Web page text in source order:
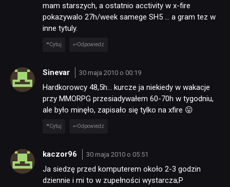
mam starszych, a ostatnio acctivity w x-fire
pokazywalo 27h/week samege SH5 … a gram tez w
inne tytuly.
Cytuj Odpowiedz
Sinevar 30 maja 2010 o 00:19
Hardkorowcy 48,5h… kurcze ja niekiedy w wakacje
przy MMORPG przesiadywałem 60-70h w tygodniu,
ale było minęło, zapisało się tylko na xfire 😛
Cytuj Odpowiedz
kaczor96 30 maja 2010 o 05:51
Ja siedzę przed komputerem około 2-3 godzin
dziennie i mi to w zupełności wystarcza;P